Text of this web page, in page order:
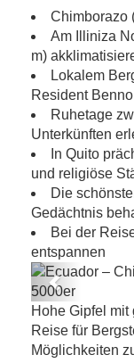
Chimborazo
Am Illiniza
m)
Lokalem
Resident
Ruhetage
Unterkünften
In Quito
und religiöse
Die
Gedächtnis
Bei der
entspannen
Previous
Hohe Gipfel
Reise für
Möglichkeiten